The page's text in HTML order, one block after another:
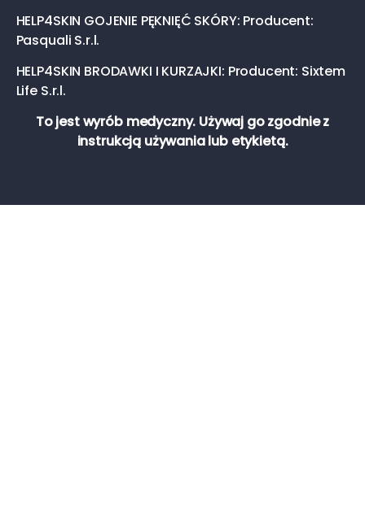
HELP4SKIN GOJENIE PĘKNIĘĆ SKÓRY: Producent:
Pasquali S.r.l.
HELP4SKIN BRODAWKI I KURZAJKI: Producent: Sixtem
Life S.r.l.
To jest wyrób medyczny. Używaj go zgodnie z
instrukcją używania lub etykietą.